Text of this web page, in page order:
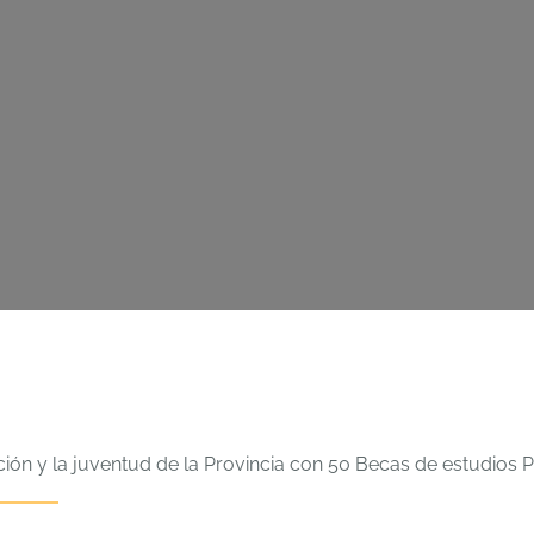
y la juventud de la Provincia con 50 Becas de estudios